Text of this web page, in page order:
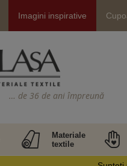
Imagini inspirative
… de 36 de ani împreună
Materiale
textile